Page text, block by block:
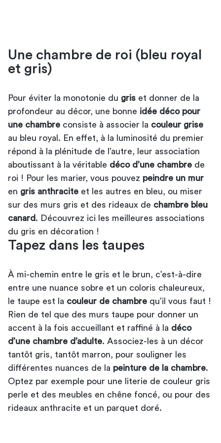
Une chambre de roi (bleu royal
et gris)
Pour éviter la monotonie du gris et donner de la
profondeur au décor, une bonne idée déco pour
une chambre consiste à associer la couleur grise
au bleu royal. En effet, à la luminosité du premier
répond à la plénitude de l’autre, leur association
aboutissant à la véritable déco d’une chambre de
roi ! Pour les marier, vous pouvez peindre un mur
en gris anthracite et les autres en bleu, ou miser
sur des murs gris et des rideaux de chambre bleu
canard. Découvrez ici
les meilleures associations
du gris en décoration !
Tapez dans les taupes
À mi-chemin entre le gris et le brun, c’est-à-dire
entre une nuance sobre et un coloris chaleureux,
le taupe est la couleur de chambre qu’il vous faut !
Rien de tel que des murs taupe pour donner un
accent à la fois accueillant et raffiné à la déco
d’une chambre d’adulte. Associez-les à un décor
tantôt gris, tantôt marron, pour souligner les
différentes nuances de la peinture de la chambre.
Optez par exemple pour une literie de couleur gris
perle et des meubles en chêne foncé, ou pour des
rideaux anthracite et un parquet doré.